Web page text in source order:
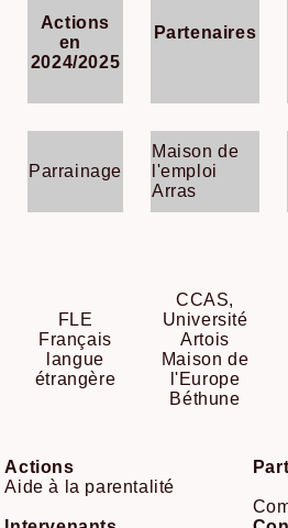
Actions
en
2024/2025
Partenaires
Parrainage
Maison de
l'emploi
Arras
FLE
Français
langue
étrangère
CCAS,
Université
Artois
Maison de
l'Europe
Béthune
Actions
Aide à la parentalité